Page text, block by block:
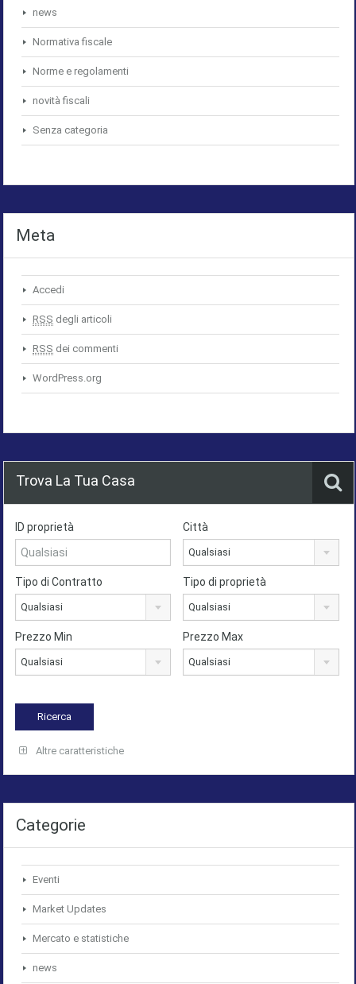
news
Normativa fiscale
Norme e regolamenti
novità fiscali
Senza categoria
Meta
Accedi
RSS degli articoli
RSS dei commenti
WordPress.org
Trova La Tua Casa
ID proprietà Città
Qualsiasi
Tipo di Contratto
Qualsiasi
Tipo di proprietà
Qualsiasi
Prezzo Min
Qualsiasi
Prezzo Max
Qualsiasi
Altre caratteristiche
Categorie
Eventi
Market Updates
Mercato e statistiche
news